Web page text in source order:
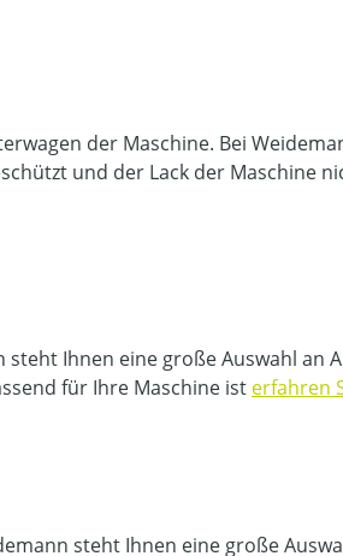
der Maschine. Bei
und der Lack der Maschine
Ihnen eine große Auswahl an
für Ihre Maschine ist erfahren
steht Ihnen eine große